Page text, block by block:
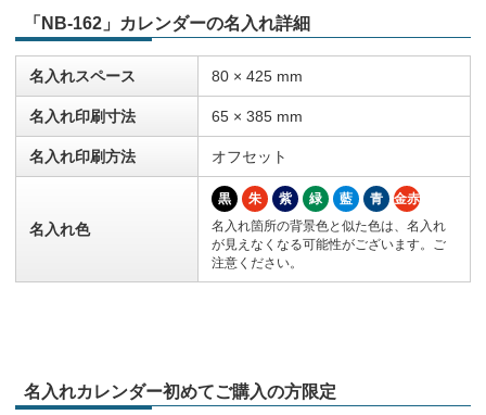
「NB-162」カレンダーの名入れ詳細
名入れスペース 80 × 425 mm
名入れ印刷寸法 65 × 385 mm
名入れ印刷方法 オフセット
名入れ色
黒 朱 紫 緑 藍 青
金赤
名入れ箇所の背景色と似た色は、名入れ
が見えなくなる可能性がございます。ご
注意ください。
名入れカレンダー初めてご購入の方限定